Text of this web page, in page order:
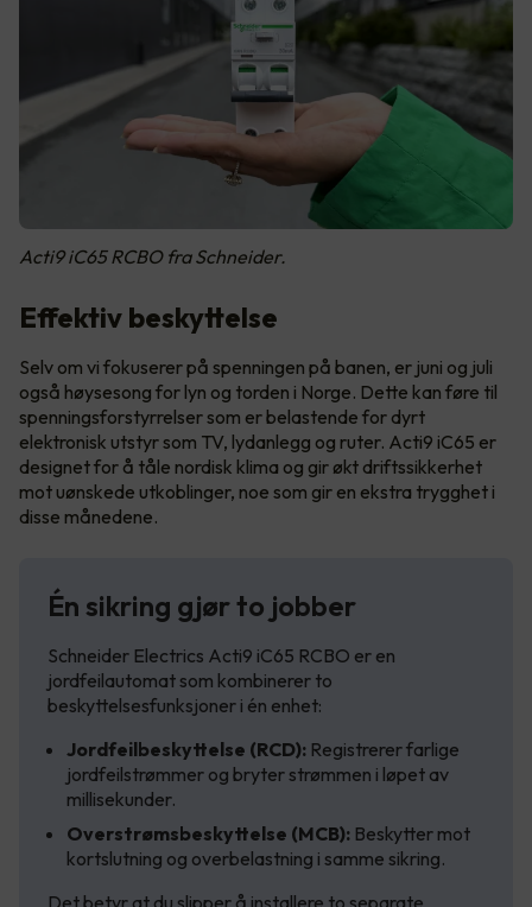
Acti9 iC65 RCBO fra Schneider.
Effektiv beskyttelse
Selv om vi fokuserer på spenningen på banen, er juni og juli
også høysesong for lyn og torden i Norge. Dette kan føre til
spenningsforstyrrelser som er belastende for dyrt
elektronisk utstyr som TV, lydanlegg og ruter. Acti9 iC65 er
designet for å tåle nordisk klima og gir økt driftssikkerhet
mot uønskede utkoblinger, noe som gir en ekstra trygghet i
disse månedene.
Én sikring gjør to jobber
Schneider Electrics Acti9 iC65 RCBO er en
jordfeilautomat som kombinerer to
beskyttelsesfunksjoner i én enhet:
Jordfeilbeskyttelse (RCD): Registrerer farlige
jordfeilstrømmer og bryter strømmen i løpet av
millisekunder.
Overstrømsbeskyttelse (MCB): Beskytter mot
kortslutning og overbelastning i samme sikring.
Det betyr at du slipper å installere to separate